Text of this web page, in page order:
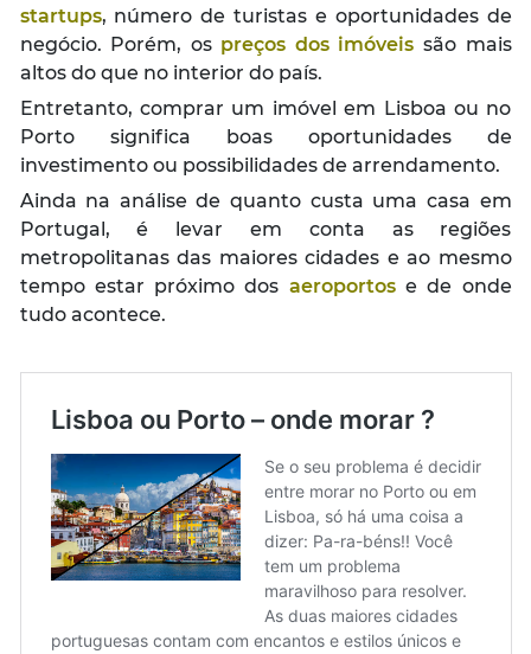
startups, número de turistas e oportunidades de
negócio. Porém, os preços dos imóveis são mais
altos do que no interior do país.
Entretanto, comprar um imóvel em Lisboa ou no
Porto significa boas oportunidades de
investimento ou possibilidades de arrendamento.
Ainda na análise de quanto custa uma casa em
Portugal, é levar em conta as regiões
metropolitanas das maiores cidades e ao mesmo
tempo estar próximo dos aeroportose de onde
tudo acontece.